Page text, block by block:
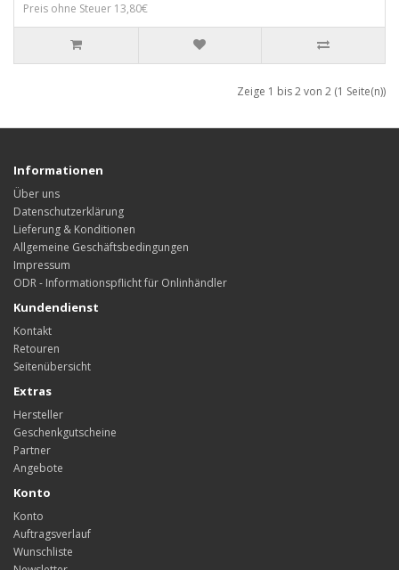
Preis ohne Steuer 13,80€
Zeige 1 bis 2 von 2 (1 Seite(n))
Informationen
Über uns
Datenschutzerklärung
Lieferung & Konditionen
Allgemeine Geschäftsbedingungen
Impressum
ODR - Informationspflicht für Onlinhändler
Kundendienst
Kontakt
Retouren
Seitenübersicht
Extras
Hersteller
Geschenkgutscheine
Partner
Angebote
Konto
Konto
Auftragsverlauf
Wunschliste